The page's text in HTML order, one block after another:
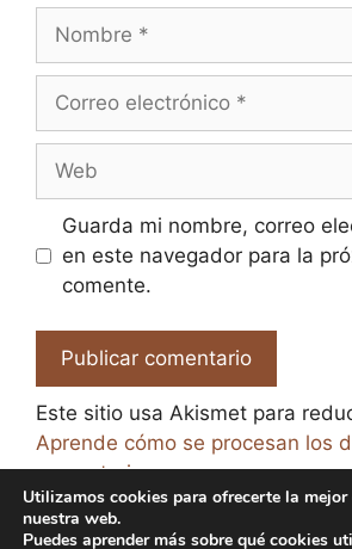
electrónico
Guarda mi nombre, correo
en este navegador para la
comente.
Este sitio usa Akismet para
Aprende cómo se procesan los
comentarios.
Utilizamos cookies para ofrecerte la mejor
nuestra web.
Puedes aprender más sobre qué cookies